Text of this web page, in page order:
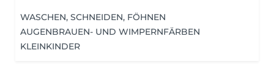
WASCHEN, SCHNEIDEN, FÖHNEN
AUGENBRAUEN- UND WIMPERNFÄRBEN
KLEINKINDER